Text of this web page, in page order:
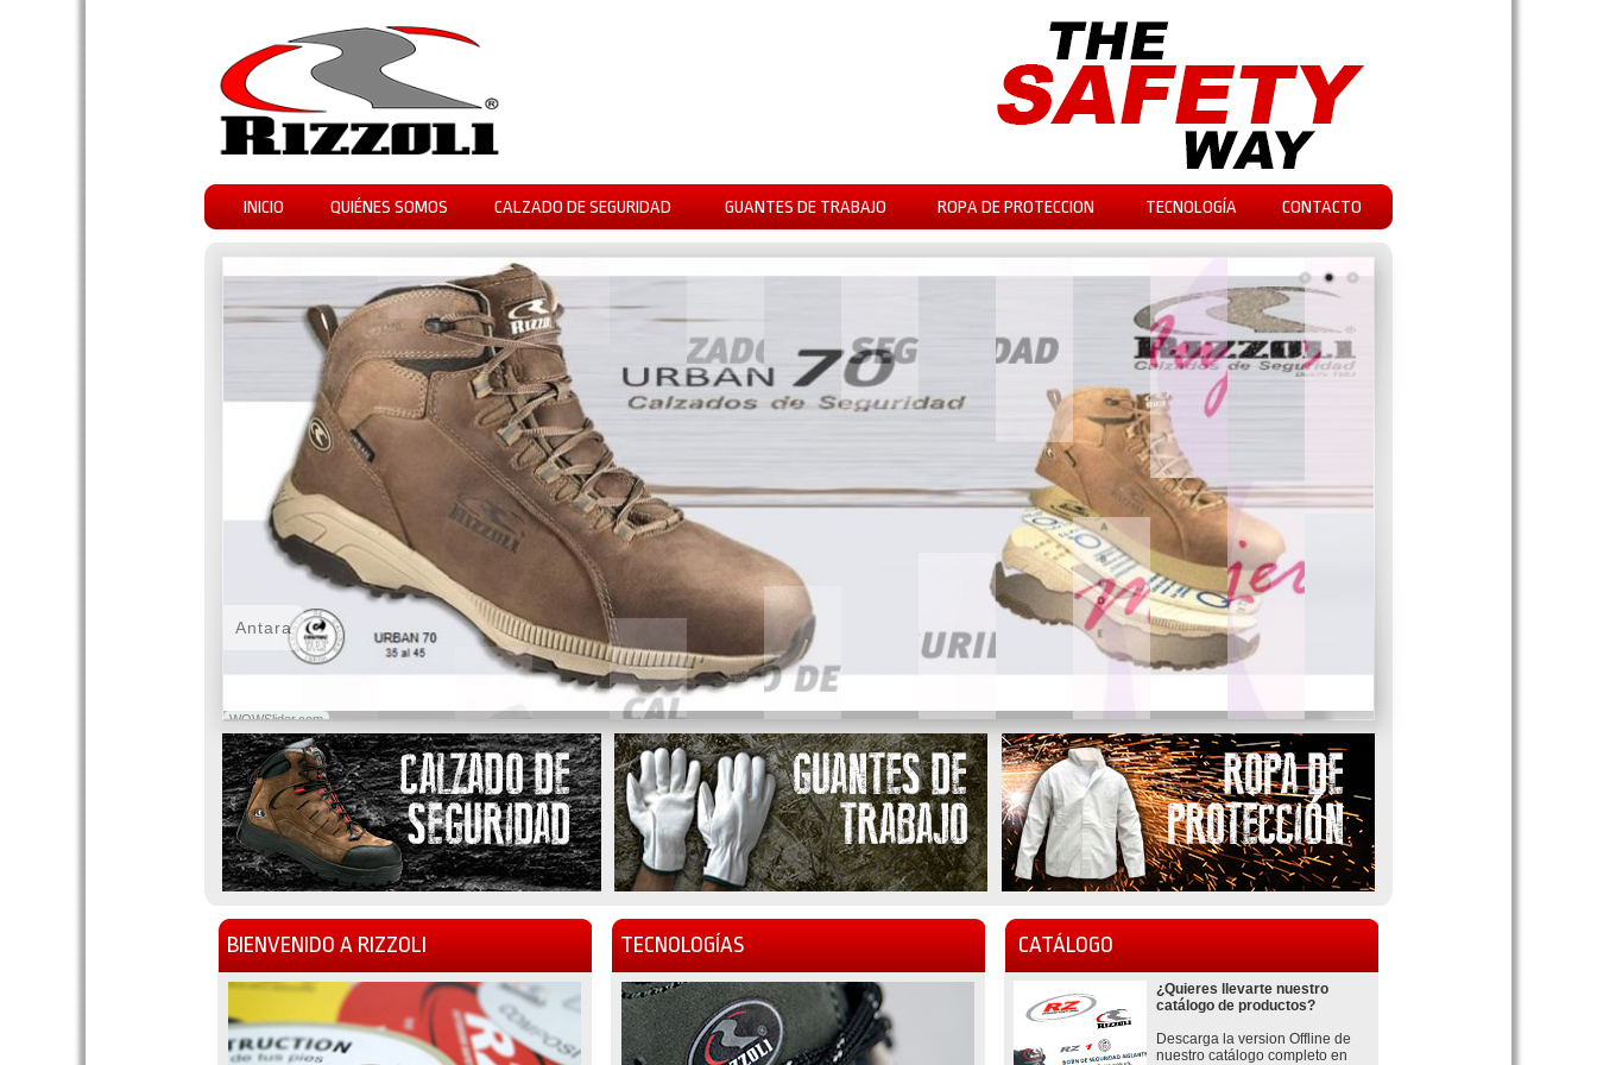
INICIO QUIÉNES SOMOS CALZADO DE SEGURIDAD GUANTES DE TRABAJO ROPA DE PROTECCION TECNOLOGÍA CONTACTO
WOWSlider.com
Antara
BIENVENIDO A RIZZOLI TECNOLOGÍAS CATÁLOGO
¿Quieres llevarte nuestro
catálogo de productos?
Descarga la version Offline de
nuestro catálogo completo en